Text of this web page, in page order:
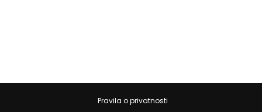
Pravila o privatnosti